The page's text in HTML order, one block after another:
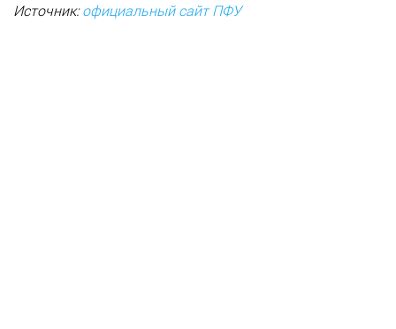
Источник:официальный сайт ПФУ